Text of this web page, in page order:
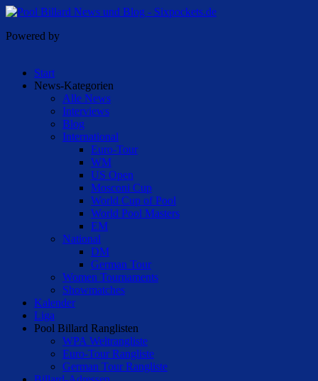
Powered by
Start
News-Kategorien
Alle News
Interviews
Blog
International
Euro-Tour
WM
US Open
Mosconi Cup
World Cup of Pool
World Pool Masters
EM
National
DM
German Tour
Women Tournaments
Showmatches
Kalender
Liga
Pool Billard Ranglisten
WPA Weltrangliste
Euro-Tour Rangliste
German Tour Rangliste